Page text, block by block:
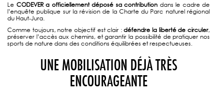
Le CODEVER a officiellement déposé sa contribution dans le cadre de
l’enquête publique sur la révision de la Charte du Parc naturel régional
du Haut‑Jura.
Comme toujours, notre objectif est clair :défendre la liberté de circuler,
préserver l’accès aux chemins, et garantir la possibilité de pratiquer nos
sports de nature dans des conditions équilibrées et respectueuses.
UNE MOBILISATION DÉJÀ TRÈS
ENCOURAGEANTE